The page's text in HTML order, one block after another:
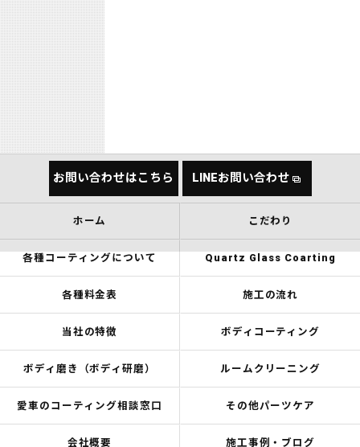
お問い合わせはこちら LINEお問い合わせ
ホーム こだわり
各種コーティングについて Quartz Glass Coarting
各種料金表 施工の流れ
当社の特徴 ボディコーティング
ボディ磨き（ボディ研磨） ルームクリーニング
愛車のコーティング相談窓口 その他パーツケア
会社概要 施工事例・ブログ